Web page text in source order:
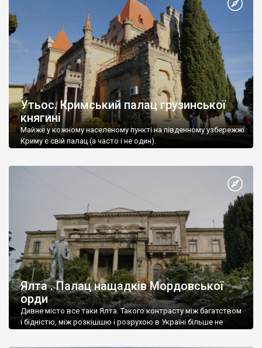
Утьос. Кримський палац грузинської
княгині
Майже у кожному населеному пункті на південному узбережжі
Криму є свій палац (а часто і не один).
Ялта . Палац нащадків Мордовської
орди
Дивне місто все таки Ялта. Такого контрасту між багатством
і бідністю, між розкішшю і розрухою в Україні більше не